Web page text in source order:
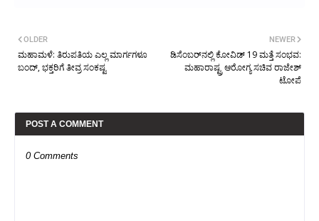
NEWER
ಡಿಸೆಂಬರ್‌ನಲ್ಲಿ ಕೋವಿಡ್ 19 ಮತ್ತೆ ಸಂಭವ:
ಮಹಾರಾಷ್ಟ್ರ ಆರೋಗ್ಯ ಸಚಿವ ರಾಜೇಶ್
ಟೋಪೆ
OLDER
ಮಹಾಮಳೆ: ತಿರುಪತಿಯ ಎಲ್ಲ ಮಾರ್ಗಗಳೂ
ಬಂದ್‌, ಭಕ್ತರಿಗೆ ತೀವ್ರ ಸಂಕಷ್ಟ
POST A COMMENT
0 Comments